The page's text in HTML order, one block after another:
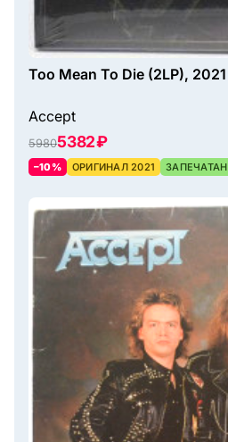
Too Mean To Die (2LP), 2021
Accept
59805382 ₽
–10% ОРИГИНАЛ 2021 ЗАПЕЧАТАН